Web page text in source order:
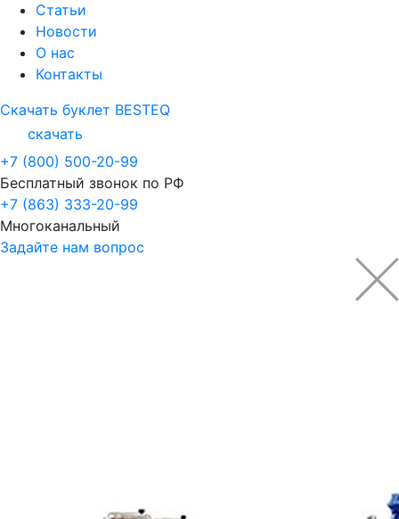
Статьи
Новости
О нас
Контакты
Скачать буклет BESTEQ
скачать
+7 (800) 500-20-99
Бесплатный звонок по РФ
+7 (863) 333-20-99
Многоканальный
Задайте нам вопрос